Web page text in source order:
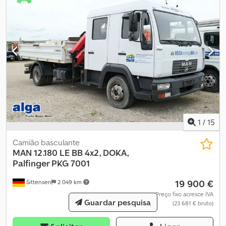
1 / 15
Sittensen 2 049 km
Camião basculante
MAN 12.180 LE BB 4x2, DOKA,
Palfinger PKG 7001
19 900 €
Preço fixo acresce IVA
(23 681 € bruto)
Guardar pesquisa